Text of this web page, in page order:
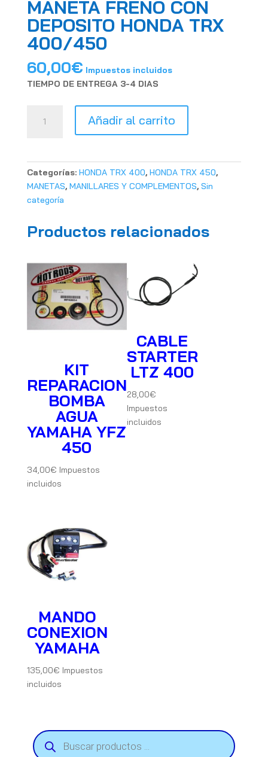
MANETA FRENO CON
DEPOSITO HONDA TRX
400/450
60,00€ Impuestos incluidos
TIEMPO DE ENTREGA 3-4 DIAS
FRENO
400/450
cantidad
Añadir al carrito
Categorías: HONDA TRX 400, HONDA TRX 450,
MANETAS, MANILLARES Y COMPLEMENTOS, Sin
categoría
Productos relacionados
KIT
REPARACION
BOMBA
AGUA
YAMAHA YFZ
450
34,00€ Impuestos
incluidos
CABLE
STARTER
LTZ 400
28,00€
Impuestos
incluidos
MANDO
CONEXION
YAMAHA
135,00€ Impuestos
incluidos
Búsqueda
de
productos